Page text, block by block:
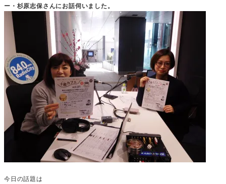
ー・杉原志保さんにお話伺いました。
今日の話題は